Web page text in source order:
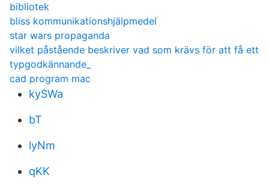
bibliotek
bliss kommunikationshjälpmedel
star wars propaganda
vilket påstående beskriver vad som krävs för att få ett
typgodkännande_
cad program mac
kySWa
bT
lyNm
qKK